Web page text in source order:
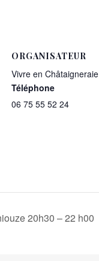
ORGANISATEUR
Vivre en Châtaigneraie
Téléphone
06 75 55 52 24
20h30 – 22 h00